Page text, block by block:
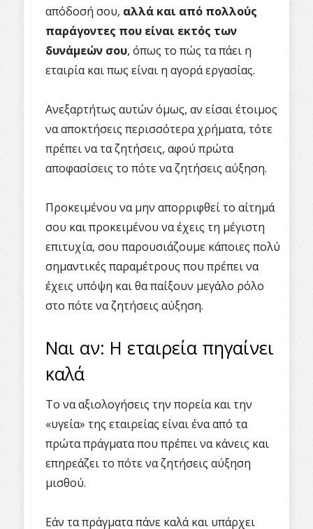
απόδοσή σου, αλλά και από πολλούς
παράγοντες που είναι εκτός των
δυνάμεών σου, όπως το πώς τα πάει η
εταιρία και πως είναι η αγορά εργασίας.
Ανεξαρτήτως αυτών όμως, αν είσαι έτοιμος
να αποκτήσεις περισσότερα χρήματα, τότε
πρέπει να τα ζητήσεις, αφού πρώτα
αποφασίσεις το πότε να ζητήσεις αύξηση.
Προκειμένου να μην απορριφθεί το αίτημά
σου και προκειμένου να έχεις τη μέγιστη
επιτυχία, σου παρουσιάζουμε κάποιες πολύ
σημαντικές παραμέτρους που πρέπει να
έχεις υπόψη και θα παίξουν μεγάλο ρόλο
στο πότε να ζητήσεις αύξηση.
Ναι αν: Η εταιρεία πηγαίνει
καλά
Το να αξιολογήσεις την πορεία και την
«υγεία» της εταιρείας είναι ένα από τα
πρώτα πράγματα που πρέπει να κάνεις και
επηρεάζει το πότε να ζητήσεις αύξηση
μισθού.
Εάν τα πράγματα πάνε καλά και υπάρχει